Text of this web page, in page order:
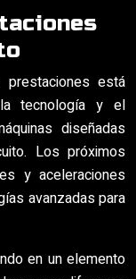
está
tecnología y el
diseñadas
Los próximos
y aceleraciones
avanzadas para
en un elemento